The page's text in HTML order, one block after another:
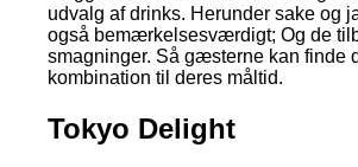
udvalg af drinks. Herunder sake og
også bemærkelsesværdigt; Og de
smagninger. Så gæsterne kan finde
kombination til deres måltid.
Tokyo Delight